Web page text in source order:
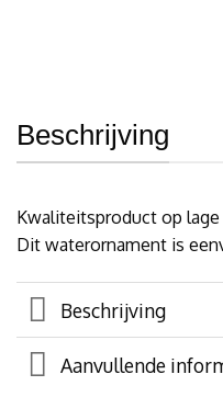
Beschrijving
Kwaliteitsproduct op
Dit waterornament is
Beschrijving
Aanvullende